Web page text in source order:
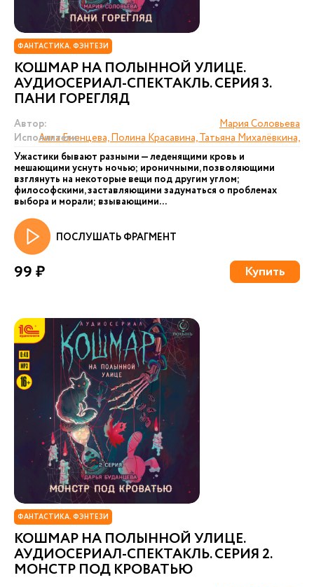
ФАНТАСТИКА. ФЭНТЕЗИ
КОШМАР НА ПОЛЫННОЙ УЛИЦЕ.
АУДИОСЕРИАЛ-СПЕКТАКЛЬ. СЕРИЯ 3.
ПАНИ ГОРЕГЛЯД
Автор:
Мария Соловьева
Исполнители:
Алла Еменцева, Полина Красавина, Татьяна Михалёвкина,
Ужастики бывают разными — леденящими кровь и
мешающими уснуть ночью; ироничными, позволяющими
взглянуть на некоторые вещи под другим углом;
философскими, заставляющими задуматься о проблемах
выбора и морали; взывающими...
ПОСЛУШАТЬ ФРАГМЕНТ
99 ₽ Купить
ФАНТАСТИКА. ФЭНТЕЗИ
КОШМАР НА ПОЛЫННОЙ УЛИЦЕ.
АУДИОСЕРИАЛ-СПЕКТАКЛЬ. СЕРИЯ 2.
МОНСТР ПОД КРОВАТЬЮ